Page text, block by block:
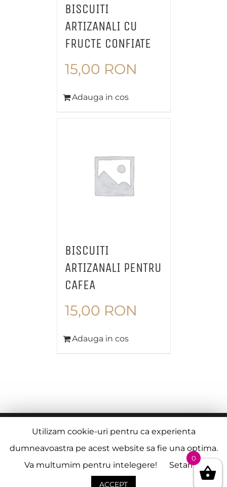
BISCUITI
ARTIZANALI CU
FRUCTE CONFIATE
15,00 RON
Adauga in cos
BISCUITI
ARTIZANALI PENTRU
CAFEA
15,00 RON
Adauga in cos
© Copyright2026 |Termeni si Conditii| Creat de
Alexandru Virbanescu
FacebookInstagram
Utilizam cookie-uri pentru ca experienta
dumneavoastra pe acest website sa fie una optima.
Va multumim pentru intelegere!
Setari
ACCEPT
0